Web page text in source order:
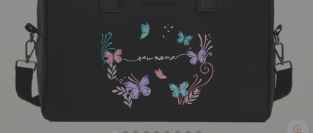
(SEU NOME)
R$299,90
Rosa
R$319,90
Off White
R$319,90
Vinho
R$319,90